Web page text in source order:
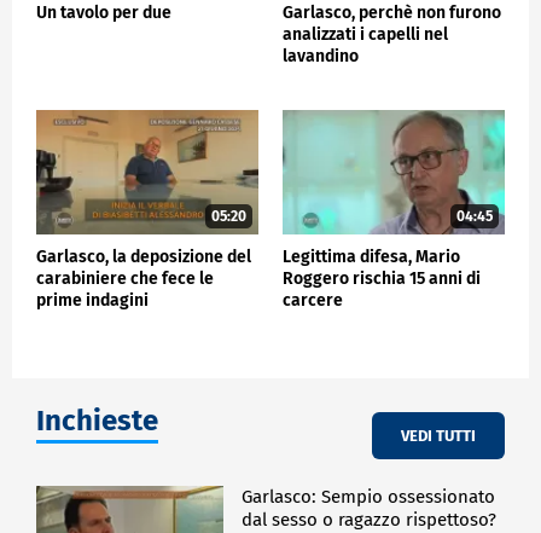
Un tavolo per due
Garlasco, perchè non furono
analizzati i capelli nel
lavandino
05:20
Garlasco, la deposizione del
carabiniere che fece le
prime indagini
04:45
Legittima difesa, Mario
Roggero rischia 15 anni di
carcere
Inchieste VEDI TUTTI
Garlasco: Sempio ossessionato
dal sesso o ragazzo rispettoso?